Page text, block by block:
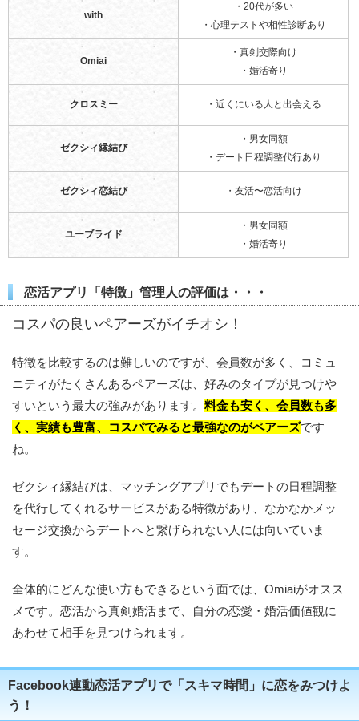
with
・20代が多い
・心理テストや相性診断あり
Omiai
・真剣交際向け
・婚活寄り
クロスミー ・近くにいる人と出会える
ゼクシィ縁結び
・男女同額
・デート日程調整代行あり
ゼクシィ恋結び ・友活〜恋活向け
ユーブライド
・男女同額
・婚活寄り
恋活アプリ「特徴」管理人の評価は・・・
コスパの良いペアーズがイチオシ！
特徴を比較するのは難しいのですが、会員数が多く、コミュ
ニティがたくさんあるペアーズは、好みのタイプが見つけや
すいという最大の強みがあります。 料金も安く、会員数も多
く、実績も豊富、コスパでみると最強なのがペアーズです
ね。
ゼクシィ縁結びは、マッチングアプリでもデートの日程調整
を代行してくれるサービスがある特徴があり、なかなかメッ
セージ交換からデートへと繋げられない人には向いていま
す。
全体的にどんな使い方もできるという面では、Omiaiがオスス
メです。恋活から真剣婚活まで、自分の恋愛・婚活価値観に
あわせて相手を見つけられます。
Facebook連動恋活アプリで「スキマ時間」に恋をみつけよ
う！